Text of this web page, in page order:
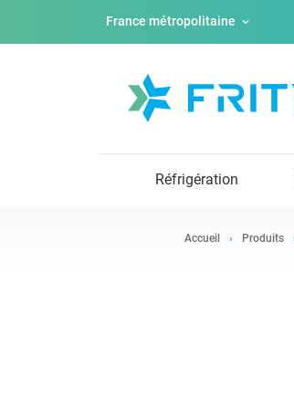
France métropolitaine
Réfrigération
Accueil Produits